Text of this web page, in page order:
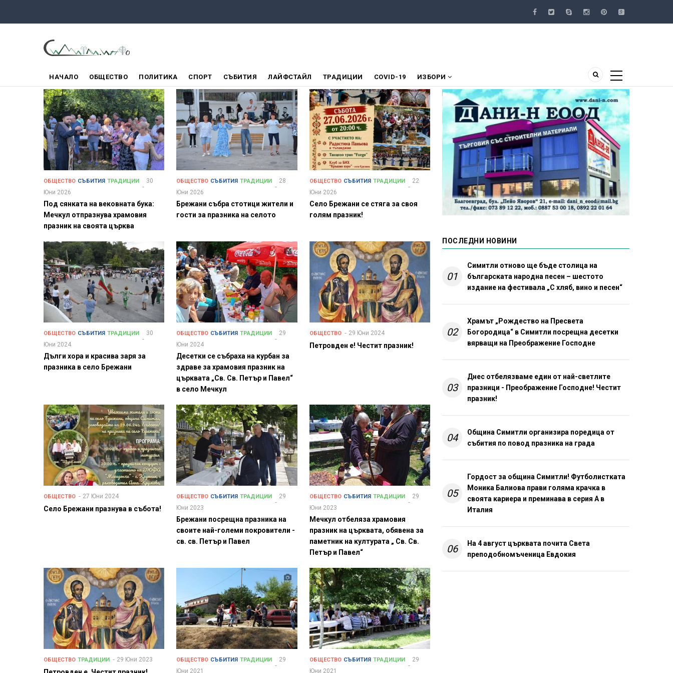
МЕНЮ
НАЧАЛО ОБЩЕСТВО ПОЛИТИКА СПОРТ СЪБИТИЯ ЛАЙФСТАЙЛ ТРАДИЦИИ COVID-19 ИЗБОРИ
ОБЩЕСТВО СЪБИТИЯ ТРАДИЦИИ
30
Юни 2026
Под сянката на вековната бука:
Мечкул отпразнува храмовия
празник на своята църква
ОБЩЕСТВО СЪБИТИЯ ТРАДИЦИИ
28
Юни 2026
Брежани събра стотици жители и
гости за празника на селото
ОБЩЕСТВО СЪБИТИЯ ТРАДИЦИИ
22
Юни 2026
Село Брежани се стяга за своя
голям празник!
ОБЩЕСТВО СЪБИТИЯ ТРАДИЦИИ
30
Юни 2024
Дълги хора и красива заря за
празника в село Брежани
ОБЩЕСТВО СЪБИТИЯ ТРАДИЦИИ
29
Юни 2024
Десетки се събраха на курбан за
здраве за храмовия празник на
църквата „Св. Св. Петър и Павел“
в село Мечкул
ОБЩЕСТВО 29 Юни 2024
Петровден е! Честит празник!
ОБЩЕСТВО 27 Юни 2024
Село Брежани празнува в събота!
ОБЩЕСТВО СЪБИТИЯ ТРАДИЦИИ
29
Юни 2023
Брежани посрещна празника на
своите най-големи покровители -
св. св. Петър и Павел
ОБЩЕСТВО СЪБИТИЯ ТРАДИЦИИ
29
Юни 2023
Мечкул отбеляза храмовия
празник на църквата, обявена за
паметник на културата „ Св. Св.
Петър и Павел“
ОБЩЕСТВО ТРАДИЦИИ 29 Юни 2023 ОБЩЕСТВО СЪБИТИЯ ТРАДИЦИИ
29
Юни 2021
ОБЩЕСТВО СЪБИТИЯ ТРАДИЦИИ
29
Юни 2021
ПОСЛЕДНИ НОВИНИ
01
Симитли отново ще бъде столица на
българската народна песен – шестото
издание на фестивала „С хляб, вино и песен“
02
Храмът „Рождество на Пресвета
Богородица“ в Симитли посрещна десетки
вярващи на Преображение Господне
03
Днес отбелязваме един от най-светлите
празници - Преображение Господне! Честит
празник!
04
Община Симитли организира поредица от
събития по повод празника на града
05
Гордост за община Симитли! Футболистката
Моника Балиова прави голяма крачка в
своята кариера и преминава в серия А в
Италия
06
На 4 август църквата почита Света
преподобномъченица Евдокия